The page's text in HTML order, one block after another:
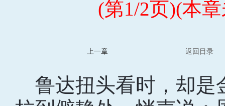
(第1/2页)(本
上一章 返回目录
鲁达扭头看时，却是